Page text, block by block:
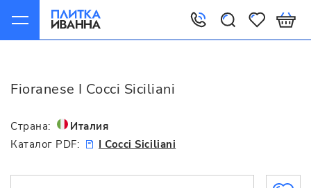
Fioranese I Cocci Siciliani
Страна:
Италия
Каталог PDF:
I Cocci Siciliani